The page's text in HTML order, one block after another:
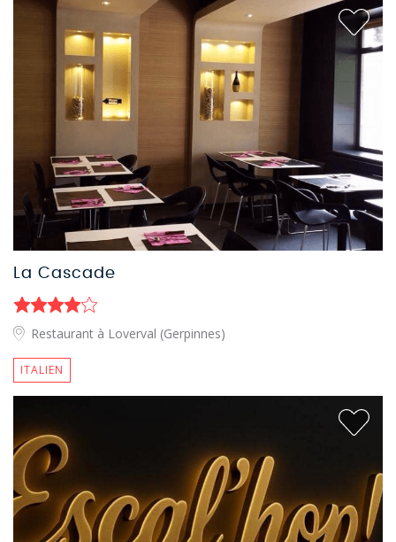
La Cascade
Restaurant à Loverval (Gerpinnes)
ITALIEN